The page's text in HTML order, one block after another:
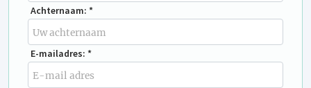
Achternaam: *
E-mailadres: *